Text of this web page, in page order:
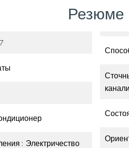
Резюме
Электричество